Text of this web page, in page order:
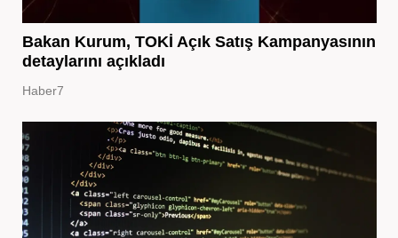
Bakan Kurum, TOKİ Açık Satış Kampanyasının
detaylarını açıkladı
Haber7